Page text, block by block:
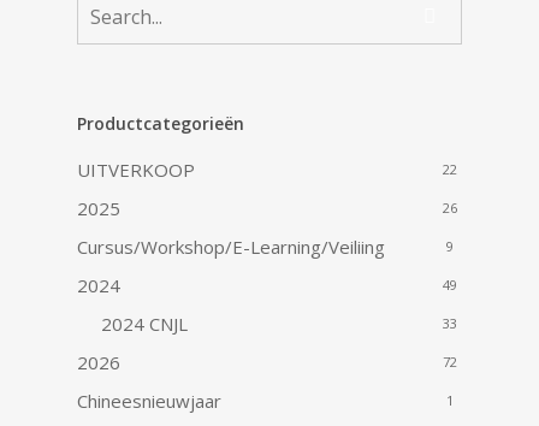
Productcategorieën
UITVERKOOP 22
2025 26
Cursus/Workshop/E-Learning/Veiliing 9
2024 49
2024 CNJL 33
2026 72
Chineesnieuwjaar 1